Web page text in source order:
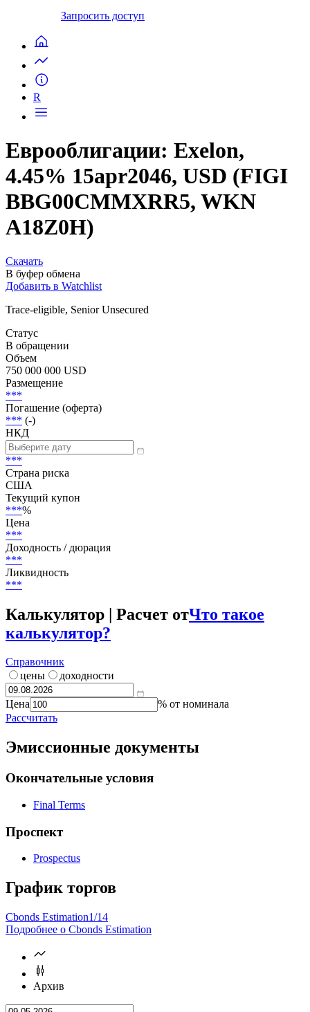
Запросить доступ
R
Еврооблигации: Exelon,
4.45% 15apr2046, USD (FIGI
BBG00CMMXRR5, WKN
A18Z0H)
Скачать
В буфер обмена
Добавить в Watchlist
Trace-eligible, Senior Unsecured
Статус
В обращении
Объем
750 000 000 USD
Размещение
***
Погашение (оферта)
*** (-)
НКД
***
Страна риска
США
Текущий купон
***%
Цена
***
Доходность / дюрация
***
Ликвидность
***
Калькулятор | Расчет отЧто такое
калькулятор?
Справочник
цены
доходности
Цена
% от номинала
Рассчитать
Эмиссионные документы
Окончательные условия
Final Terms
Проспект
Prospectus
График торгов
Cbonds Estimation1/14
Подробнее о Cbonds Estimation
Архив